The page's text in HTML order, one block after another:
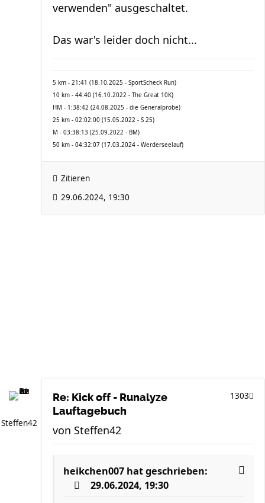
verwenden" ausgeschaltet.
Das war's leider doch nicht...
5 km - 21:41 (18.10.2025 - SportScheck Run)
10 km - 44:40 (16.10.2022 - The Great 10K)
HM - 1:38:42 (24.08.2025 - die Generalprobe)
25 km - 02:02:00 (15.05.2022 - S 25)
M - 03:38:13 (25.09.2022 - BM)
50 km - 04:32:07 (17.03.2024 - Werderseelauf)
Zitieren
29.06.2024, 19:30
Steffen42
Re: Kick off - Runalyze
Lauftagebuch
1303
von Steffen42
heikchen007 hat geschrieben:
29.06.2024, 19:30